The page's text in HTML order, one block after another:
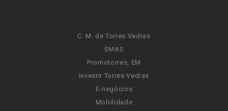
C. M. de Torres Vedras
SMAS
Promotorres, EM
Investir Torres Vedras
E-negócios
Mobilidade